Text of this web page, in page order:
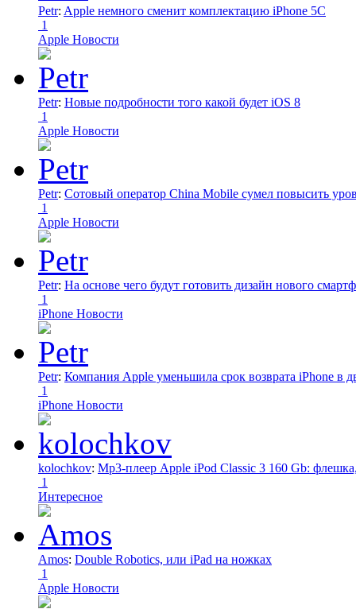
Petr: Apple немного сменит комплектацию iPhone 5C
1
Apple Новости
Petr: Новые подробности того какой будет iOS 8
1
Apple Новости
Petr: Сотовый оператор China Mobile сумел повысить
1
Apple Новости
Petr: На основе чего будут готовить дизайн нового
1
iPhone Новости
Petr: Компания Apple уменьшила срок возврата iPhone в
1
iPhone Новости
kolochkov: Mp3-плеер Apple iPod Classic 3 160 Gb:
1
Интересное
Amos: Double Robotics, или iPad на ножках
1
Apple Новости